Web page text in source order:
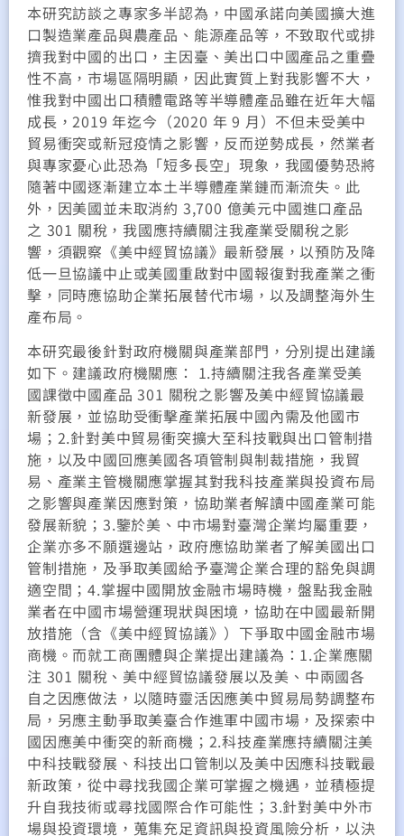
本研究訪談之專家多半認為，中國承諾向美國擴大進
口製造業產品與農產品、能源產品等，不致取代或排
擠我對中國的出口，主因臺、美出口中國產品之重疊
性不高，市場區隔明顯，因此實質上對我影響不大，
惟我對中國出口積體電路等半導體產品雖在近年大幅
成長，2019 年迄今（2020 年 9 月）不但未受美中
貿易衝突或新冠疫情之影響，反而逆勢成長，然業者
與專家憂心此恐為「短多長空」現象，我國優勢恐將
隨著中國逐漸建立本土半導體產業鏈而漸流失。此
外，因美國並未取消約 3,700 億美元中國進口產品
之 301 關稅，我國應持續關注我產業受關稅之影
響，須觀察《美中經貿協議》最新發展，以預防及降
低一旦協議中止或美國重啟對中國報復對我產業之衝
擊，同時應協助企業拓展替代市場，以及調整海外生
產布局。
本研究最後針對政府機關與產業部門，分別提出建議
如下。建議政府機關應： 1.持續關注我各產業受美
國課徵中國產品 301 關稅之影響及美中經貿協議最
新發展，並協助受衝擊產業拓展中國內需及他國市
場；2.針對美中貿易衝突擴大至科技戰與出口管制措
施，以及中國回應美國各項管制與制裁措施，我貿
易、產業主管機關應掌握其對我科技產業與投資布局
之影響與產業因應對策，協助業者解讀中國產業可能
發展新貌；3.鑒於美、中市場對臺灣企業均屬重要，
企業亦多不願選邊站，政府應協助業者了解美國出口
管制措施，及爭取美國給予臺灣企業合理的豁免與調
適空間；4.掌握中國開放金融市場時機，盤點我金融
業者在中國市場營運現狀與困境，協助在中國最新開
放措施（含《美中經貿協議》）下爭取中國金融市場
商機。而就工商團體與企業提出建議為：1.企業應關
注 301 關稅、美中經貿協議發展以及美、中兩國各
自之因應做法，以隨時靈活因應美中貿易局勢調整布
局，另應主動爭取美臺合作進軍中國市場，及探索中
國因應美中衝突的新商機；2.科技產業應持續關注美
中科技戰發展、科技出口管制以及美中因應科技戰最
新政策，從中尋找我國企業可掌握之機遇，並積極提
升自我技術或尋找國際合作可能性；3.針對美中外市
場與投資環境，蒐集充足資訊與投資風險分析，以決